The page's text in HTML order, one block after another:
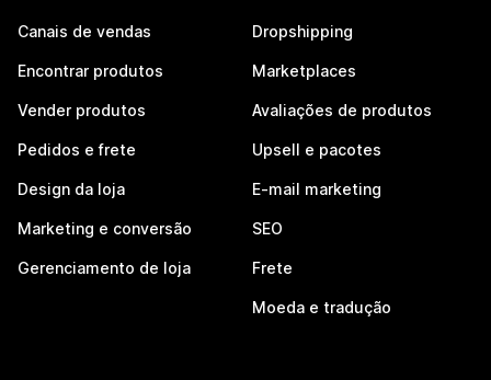
Canais de vendas
Encontrar produtos
Vender produtos
Pedidos e frete
Design da loja
Marketing e conversão
Gerenciamento de loja
Dropshipping
Marketplaces
Avaliações de produtos
Upsell e pacotes
E-mail marketing
SEO
Frete
Moeda e tradução